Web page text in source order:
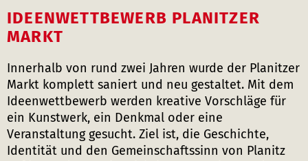
IDEENWETTBEWERB PLANITZER
MARKT
Innerhalb von rund zwei Jahren wurde der Planitzer
Markt komplett saniert und neu gestaltet. Mit dem
Ideenwettbewerb werden kreative Vorschläge für
ein Kunstwerk, ein Denkmal oder eine
Veranstaltung gesucht. Ziel ist, die Geschichte,
Identität und den Gemeinschaftssinn von Planitz